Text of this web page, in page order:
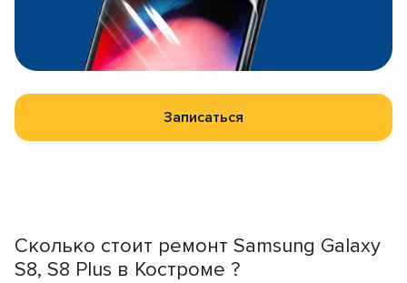
Записаться
Сколько стоит ремонт Samsung Galaxy
S8, S8 Plus в Костроме ?